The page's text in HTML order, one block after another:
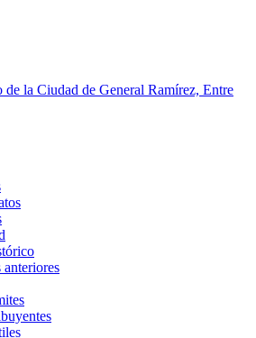
la Ciudad de General Ramírez, Entre